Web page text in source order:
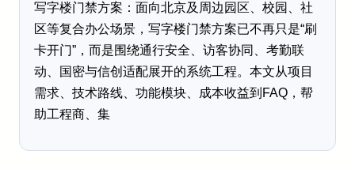
写字楼门禁方案：面向北京及周边园区、校园、社
区等复合办公场景，写字楼门禁方案已不再只是“刷
卡开门”，而是围绕通行安全、访客协同、考勤联
动、国密与信创适配展开的系统工程。本文从项目
需求、技术路线、功能模块、成本收益到FAQ，帮
助工程商、集